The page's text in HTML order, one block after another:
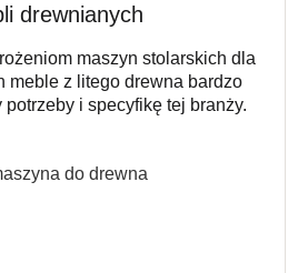
drewnianych
maszyn stolarskich dla
meble z litego drewna bardzo
i specyfikę tej branży.